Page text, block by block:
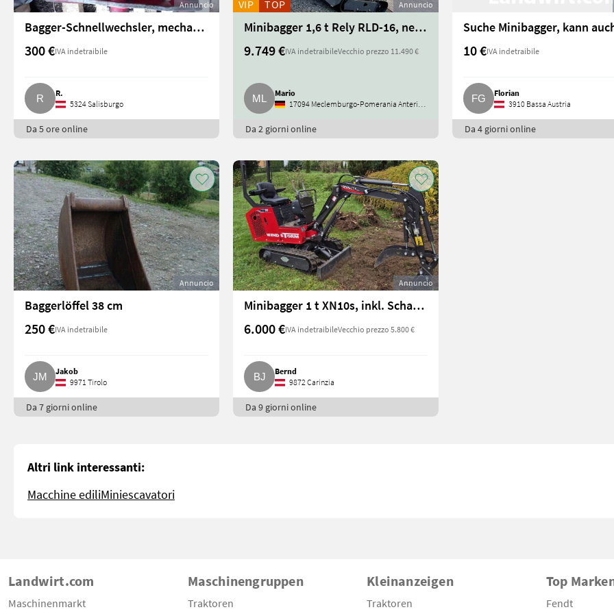
Annuncio
Bagger-Schnellwechsler, mechanisch
300 €IVA indetraibile
R.
5324 Salisburgo
Da 5 ore online
Annuncio
VIP TOP
Minibagger 1,6 t Rely RLD-16, neu, 1 Jahr Herstellergarantie
9.749 €IVA indetraibileVecchio prezzo 11.490 €
Mario
17094 Meclemburgo-Pomerania Anteriore
Da 2 giorni online
10 €IVA indetraibile
Florian
3910 Bassa Austria
Da 4 giorni online
Annuncio
Baggerlöffel 38 cm
250 €IVA indetraibile
Jakob
9971 Tirolo
Da 7 giorni online
Annuncio
Minibagger 1 t XN10s, inkl. Schaufelpaket, Rhino Windstorm XN10s
6.000 €IVA indetraibileVecchio prezzo 5.800 €
Bernd
9872 Carinzia
Da 9 giorni online
Altri link interessanti:
Macchine ediliMiniescavatori
Landwirt.com
Maschinenmarkt
Maschinengruppen
Traktoren
Kleinanzeigen
Traktoren
Top
Fendt